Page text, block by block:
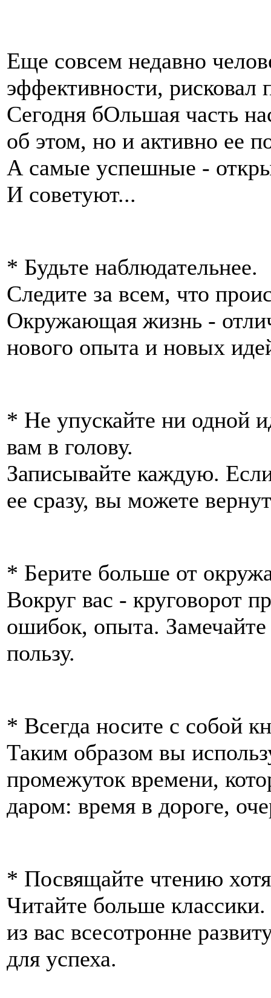
Еще совсем недавно
эффективности, рисковал
Сегодня бОльшая часть
об этом, но и активно ее
А самые успешные -
И советуют...
* Будьте наблюдательнее.
Следите за всем, что
Окружающая жизнь -
нового опыта и новых
* Не упускайте ни одной
вам в голову.
Записывайте каждую.
ее сразу, вы можете
* Берите больше от
Вокруг вас - круговорот
ошибок, опыта.
пользу.
* Всегда носите с собой
Таким образом вы
промежуток времени,
даром: время в дороге,
* Посвящайте чтению
Читайте больше
из вас всесотронне
для успеха.